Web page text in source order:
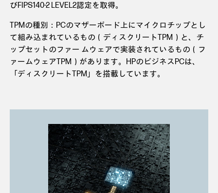
びFIPS140-2 LEVEL2認定を取得。
TPMの種別：PCのマザーボード上にマイクロチップとし
て組み込まれているもの（ディスクリートTPM）と、チ
ップセットのファー ムウェアで実装されているもの（フ
ァームウェアTPM）があります。HPのビジネスPCは、
「ディスクリートTPM」を搭載しています。